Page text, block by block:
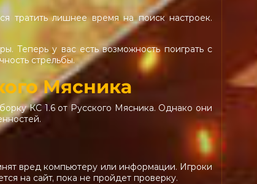
тратить лишнее время на поиск настроек.
Теперь у вас есть возможность поиграть с
стрельбы.
Мясника
КС 1.6 от Русского Мясника. Однако они
вред компьютеру или информации. Игроки
на сайт, пока не пройдет проверку.